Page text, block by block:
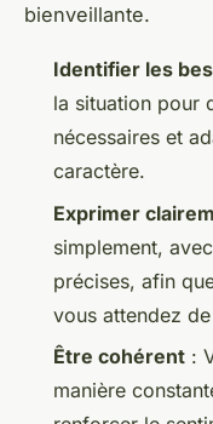
bienveillante.
Identifier les
la situation pour
nécessaires et
caractère.
Exprimer
simplement,
précises, afin
vous attendez
Être cohérent :
manière